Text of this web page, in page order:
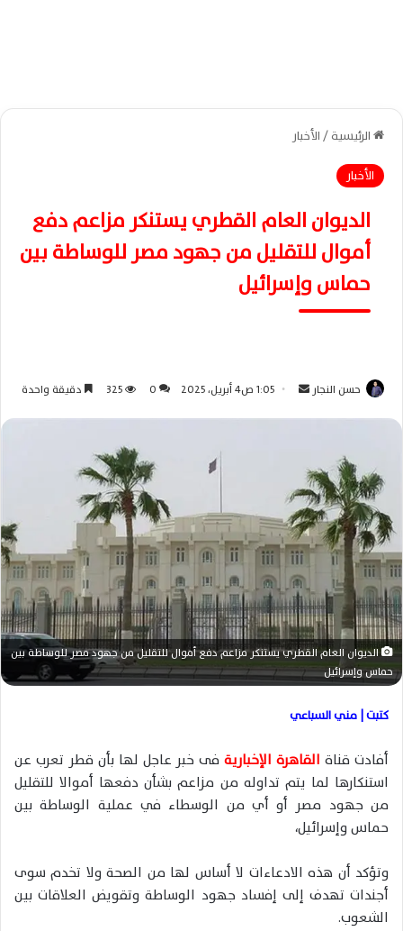
الرئيسية/الأخبار
الأخبار
الديوان العام القطري يستنكر مزاعم دفع
أموال للتقليل من جهود مصر للوساطة بين
حماس وإسرائيل
حسن النجار
ر
ي
د
ا
إ
ل
ك
ت
ر
ن
ا
1:05 ص4 أبريل، 2025 0
325 دقيقة واحدة
الديوان العام القطري يستنكر مزاعم دفع أموال للتقليل من جهود مصر للوساطة بين
حماس وإسرائيل
كتبت | مني السباعي
أفادت قناة القاهرة الإخباريةفى خبر عاجل لها بأن قطر تعرب عن
استنكارها لما يتم تداوله من مزاعم بشأن دفعها أموالا للتقليل
من جهود مصر أو أي من الوسطاء في عملية الوساطة بين
حماس وإسرائيل،
وتؤكد أن هذه الادعاءات لا أساس لها من الصحة ولا تخدم سوى
أجندات تهدف إلى إفساد جهود الوساطة وتقويض العلاقات بين
الشعوب.